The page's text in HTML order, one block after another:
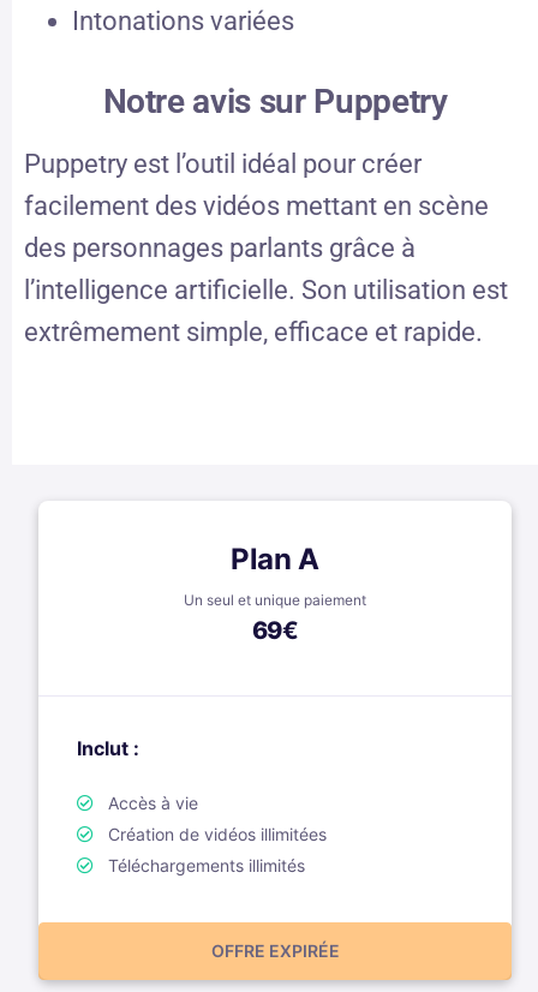
Intonations variées
Notre avis sur Puppetry
Puppetry est l’outil idéal pour créer
facilement des vidéos mettant en scène
des personnages parlants grâce à
l’intelligence artificielle. Son utilisation est
extrêmement simple, efficace et rapide.
Plan A
Un seul et unique paiement
69€
Inclut :
Accès à vie
Création de vidéos illimitées
Téléchargements illimités
OFFRE EXPIRÉE